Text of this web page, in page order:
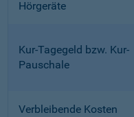
Hörgeräte
Kur-Tagegeld bzw. Kur-
Pauschale
Verbleibende Kosten